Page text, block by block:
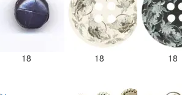
18 18 18